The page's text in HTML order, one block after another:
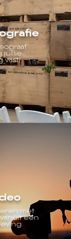
julllie
vast!
met
een